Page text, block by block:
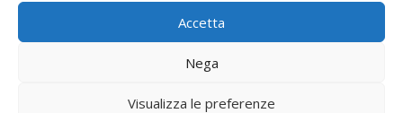
Accetta
Nega
Visualizza le preferenze
Viessman